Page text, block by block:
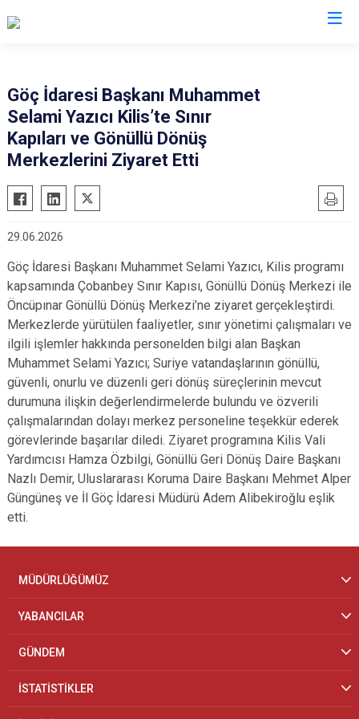
Göç İdaresi Başkanı Muhammet
Selami Yazıcı Kilis’te Sınır
Kapıları ve Gönüllü Dönüş
Merkezlerini Ziyaret Etti
29.06.2026
Göç İdaresi Başkanı Muhammet Selami Yazıcı, Kilis programı
kapsamında Çobanbey Sınır Kapısı, Gönüllü Dönüş Merkezi ile
Öncüpınar Gönüllü Dönüş Merkezi’ne ziyaret gerçekleştirdi.
Merkezlerde yürütülen faaliyetler, sınır yönetimi çalışmaları ve
ilgili işlemler hakkında personelden bilgi alan Başkan
Muhammet Selami Yazıcı; Suriye vatandaşlarının gönüllü,
güvenli, onurlu ve düzenli geri dönüş süreçlerinin mevcut
durumuna ilişkin değerlendirmelerde bulundu ve özverili
çalışmalarından dolayı merkez personeline teşekkür ederek
görevlerinde başarılar diledi. Ziyaret programına Kilis Vali
Yardımcısı Hamza Özbilgi, Gönüllü Geri Dönüş Daire Başkanı
Nazlı Demir, Uluslararası Koruma Daire Başkanı Mehmet Alper
Güngüneş ve İl Göç İdaresi Müdürü Adem Alibekiroğlu eşlik
etti.
MÜDÜRLÜĞÜMÜZ
YABANCILAR
GÜNDEM
İSTATİSTİKLER